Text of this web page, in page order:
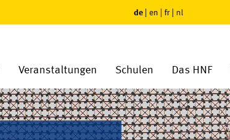
de | en | fr | nl
Veranstaltungen Schulen Das HNF